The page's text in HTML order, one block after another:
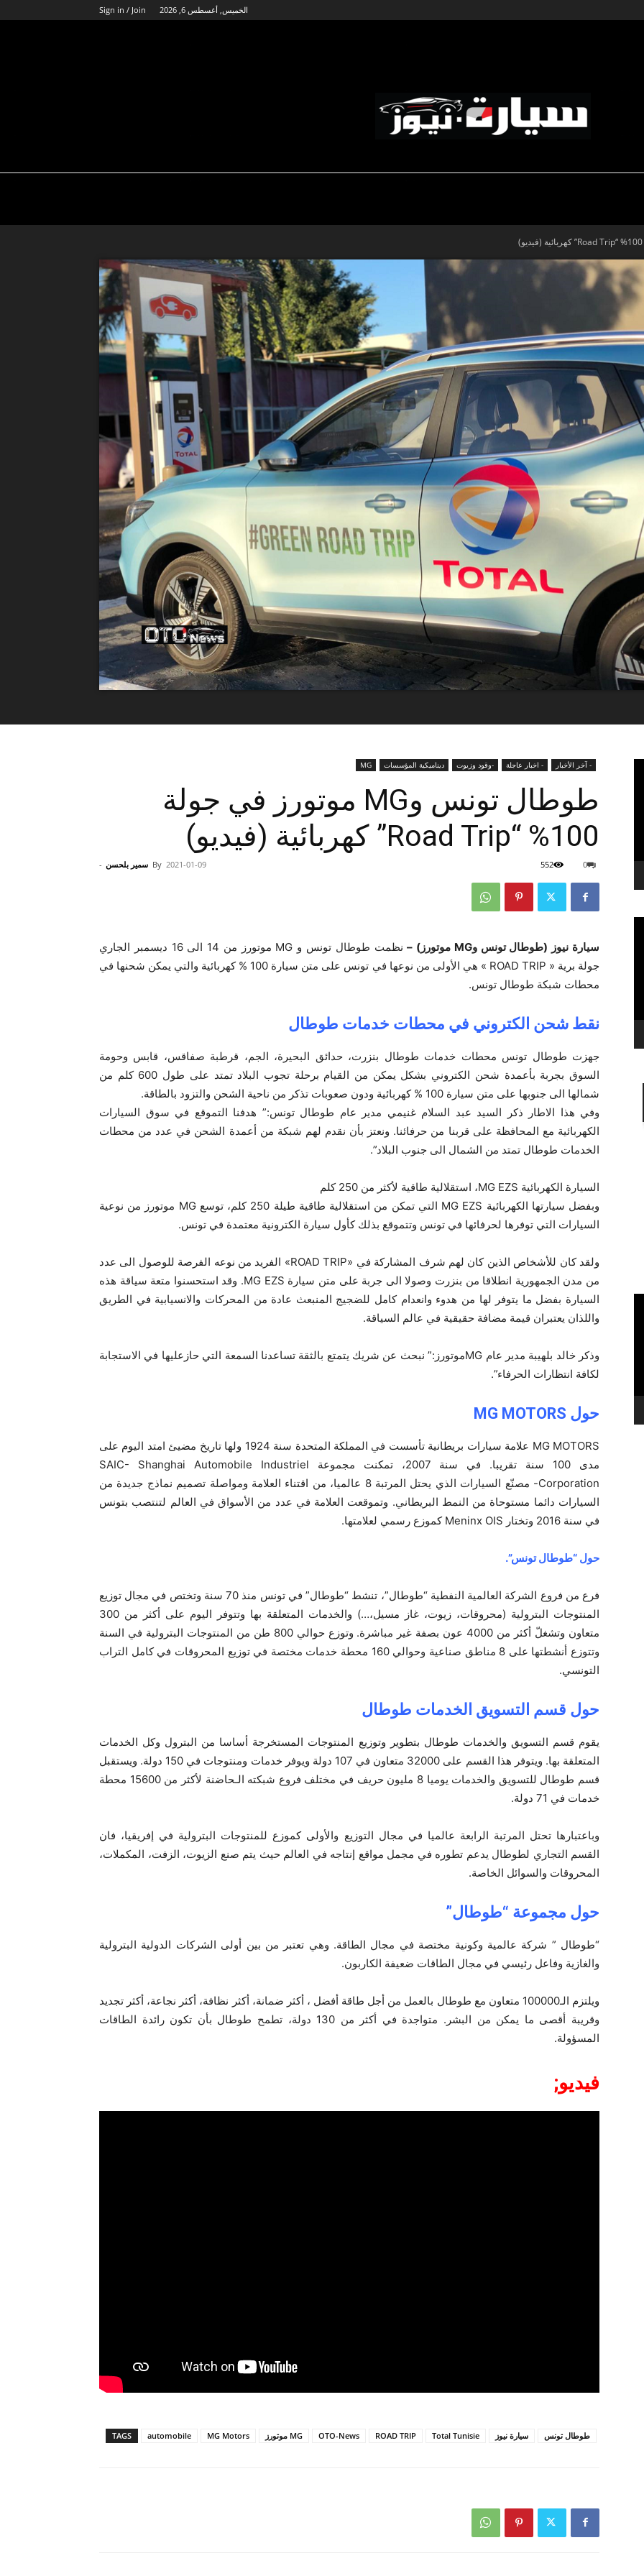
الخميس, أغسطس 6, 2026 Sign in / Join
- آخر الأخبار - اخبار عاجلة -وقود وزيوت ديناميكية المؤسسات MG
طوطال تونس وMG موتورز في جولة
100% “Road Trip” كهربائية (فيديو)
By سمير بلحسن - 2021-01-09 0
552
سيارة نيوز (طوطال تونس وMG موتورز) –
نظمت طوطال تونس و MG موتورز من 14 الى 16 ديسمبر الجاري
جولة برية « ROAD TRIP » هي الأولى من نوعها في تونس على متن سيارة 100 % كهربائية والتي يمكن شحنها في
محطات شبكة طوطال تونس.
نقط شحن الكتروني في محطات خدمات طوطال
جهزت طوطال تونس محطات خدمات طوطال بنزرت، حدائق البحيرة، الجم، قرطبة صفاقس، قابس وحومة
السوق بجربة بأعمدة شحن الكتروني بشكل يمكن من القيام برحلة تجوب البلاد تمتد على طول 600 كلم من
شمالها الى جنوبها على متن سيارة 100 % كهربائية ودون صعوبات تذكر من ناحية الشحن والتزود بالطاقة.
وفي هذا الاطار ذكر السيد عبد السلام غنيمي مدير عام طوطال تونس:” هدفنا التموقع في سوق السيارات
الكهربائية مع المحافظة على قربنا من حرفائنا. ونعتز بأن نقدم لهم شبكة من أعمدة الشحن في عدد من محطات
الخدمات طوطال تمتد من الشمال الى جنوب البلاد”.
السيارة الكهربائية MG EZS، استقلالية طاقية لأكثر من 250 كلم
وبفضل سيارتها الكهربائية MG EZS التي تمكن من استقلالية طاقية طيلة 250 كلم، توسع MG موتورز من نوعية
السيارات التي توفرها لحرفائها في تونس وتتموقع بذلك كأول سيارة الكترونية معتمدة في تونس.
ولقد كان للأشخاص الذين كان لهم شرف المشاركة في «ROAD TRIP» الفريد من نوعه الفرصة للوصول الى عدد
من مدن الجمهورية انطلاقا من بنزرت وصولا الى جربة على متن سيارة MG EZS. وقد استحسنوا متعة سياقة هذه
السيارة بفضل ما يتوفر لها من هدوء وانعدام كامل للضجيج المنبعث عادة من المحركات والانسيابية في الطريق
واللذان يعتبران قيمة مضافة حقيقية في عالم السياقة.
وذكر خالد بلهيبة مدير عام MGموتورز:” نبحث عن شريك يتمتع بالثقة تساعدنا السمعة التي حازعليها في الاستجابة
لكافة انتظارات الحرفاء”.
حول MG MOTORS
MG MOTORS علامة سيارات بريطانية تأسست في المملكة المتحدة سنة 1924 ولها تاريخ مضيئ امتد اليوم على
مدى 100 سنة تقريبا. في سنة 2007، تمكنت مجموعة SAIC- Shanghai Automobile Industriel
Corporation- مصنّع السيارات الذي يحتل المرتبة 8 عالميا، من اقتناء العلامة ومواصلة تصميم نماذج جديدة من
السيارات دائما مستوحاة من النمط البريطاني. وتموقعت العلامة في عدد من الأسواق في العالم لتنتصب بتونس
في سنة 2016 وتختار Meninx OIS كموزع رسمي لعلامتها.
حول “طوطال تونس”.
فرع من فروع الشركة العالمية النفطية “طوطال”، تنشط “طوطال” في تونس منذ 70 سنة وتختص في مجال توزيع
المنتوجات البترولية (محروقات، زيوت، غاز مسيل،…) والخدمات المتعلقة بها وتتوفر اليوم على أكثر من 300
متعاون وتشغلّ أكثر من 4000 عون بصفة غير مباشرة. وتوزع حوالي 800 طن من المنتوجات البترولية في السنة
وتتوزع أنشطتها على 8 مناطق صناعية وحوالي 160 محطة خدمات مختصة في توزيع المحروقات في كامل التراب
التونسي.
حول قسم التسويق الخدمات طوطال
يقوم قسم التسويق والخدمات طوطال بتطوير وتوزيع المنتوجات المستخرجة أساسا من البترول وكل الخدمات
المتعلقة بها. ويتوفر هذا القسم على 32000 متعاون في 107 دولة ويوفر خدمات ومنتوجات في 150 دولة. ويستقبل
قسم طوطال للتسويق والخدمات يوميا 8 مليون حريف في مختلف فروع شبكته الـحاضنة لأكثر من 15600 محطة
خدمات في 71 دولة.
وباعتبارها تحتل المرتبة الرابعة عالميا في مجال التوزيع والأولى كموزع للمنتوجات البترولية في إفريقيا، فان
القسم التجاري لطوطال يدعم تطوره في مجمل مواقع إنتاجه في العالم حيث يتم صنع الزيوت، الزفت، المكملات،
المحروقات والسوائل الخاصة.
حول مجموعة “طوطال”
“طوطال ” شركة عالمية وكونية مختصة في مجال الطاقة. وهي تعتبر من بين أولى الشركات الدولية البترولية
والغازية وفاعل رئيسي في مجال الطاقات ضعيفة الكاربون.
ويلتزم الـ100000 متعاون مع طوطال بالعمل من أجل طاقة أفضل ، أكثر ضمانة، أكثر نظافة، أكثر نجاعة، أكثر تجديد
وقريبة أقصى ما يمكن من البشر. متواجدة في أكثر من 130 دولة، تطمح طوطال بأن تكون رائدة الطاقات
المسؤولة.
فيديو;
TAGS automobile MG Motors MG موتورز OTO-News ROAD TRIP Total Tunisie سيارة نيوز طوطال تونس